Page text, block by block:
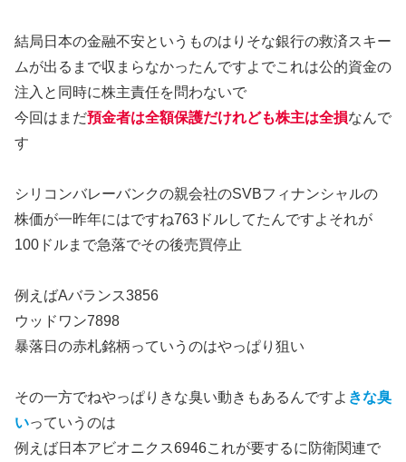
結局日本の金融不安というものはりそな銀行の救済スキー
ムが出るまで収まらなかったんですよでこれは公的資金の
注入と同時に株主責任を問わないで
今回はまだ預金者は全額保護だけれども株主は全損なんで
す
シリコンバレーバンクの親会社のSVBフィナンシャルの
株価が一昨年にはですね763ドルしてたんですよそれが
100ドルまで急落でその後売買停止
例えばAバランス3856
ウッドワン7898
暴落日の赤札銘柄っていうのはやっぱり狙い
その一方でねやっぱりきな臭い動きもあるんですよ きな臭
いっていうのは
例えば日本アビオニクス6946これが要するに防衛関連で